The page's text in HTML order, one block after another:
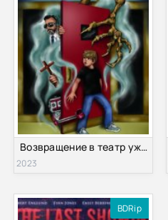
Возвращение в театр ужасов (2023)
2023
BDRip